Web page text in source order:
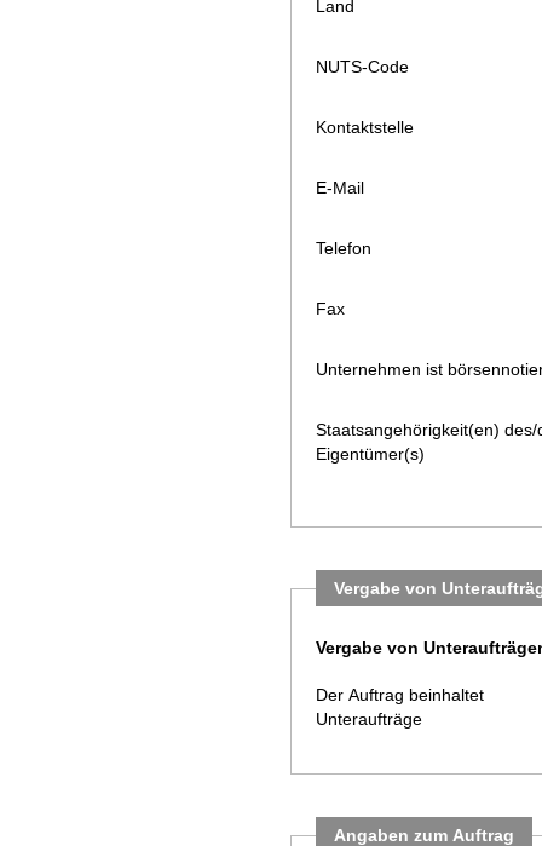
Land
NUTS-Code
Kontaktstelle
E-Mail
Telefon
Fax
Unternehmen ist
Staatsangehörigkeit(en) des/
Eigentümer(s)
Vergabe von
Vergabe von
Der Auftrag beinhaltet
Unteraufträge
Angaben zum Auftrag